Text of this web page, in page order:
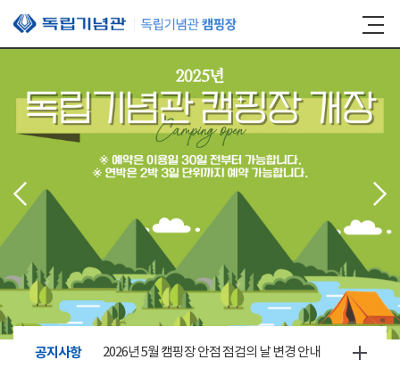
본문 바로가기
공지사항 2026년 5월 캠핑장 안점 점검의 날 변경 안내